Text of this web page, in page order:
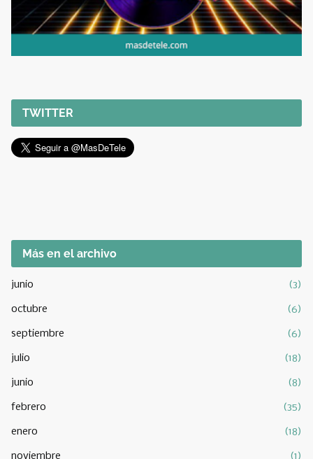
TWITTER
Más en el archivo
junio (3)
octubre (6)
septiembre (6)
julio (18)
junio (8)
febrero (35)
enero (18)
noviembre (1)